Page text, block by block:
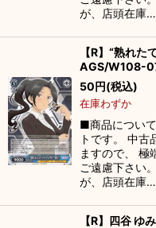
が、店頭在庫…
【R】“熟れ
AGS/W108-
50円(税込)
在庫わずか
■商品につい
トです。 中古
ますので、 極
ご遠慮下さい
が、店頭在庫…
【R】四谷